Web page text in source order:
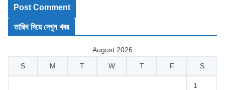
তারিখ দিয়ে দেখুন খবর
August 2026
S
M T W T F S
1